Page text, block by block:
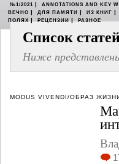
№1/2021 | ANNOTATIONS AND KEY
ВЕЧНО | ДЛЯ ПАМЯТИ | ИЗ КНИГ |
ПОЛЯХ | РЕЦЕНЗИИ | РАЗНОЕ
Список
Ниже
MODUS VIVENDI/ОБРАЗ